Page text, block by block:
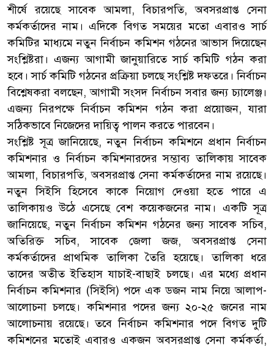
শীর্ষে রয়েছে সাবেক আমলা, বিচারপতি, অবসরপ্রাপ্ত সেনা
কর্মকর্তাদের নাম। এদিকে বিগত সময়ের মতো এবারও সার্চ
কমিটির মাধ্যমে নতুন নির্বাচন কমিশন গঠনের আভাস দিয়েছেন
সংশ্লিষ্টরা। এজন্য আগামী জানুয়ারিতে সার্চ কমিটি গঠন করা
হবে। সার্চ কমিটি গঠনের প্রক্রিয়া চলছে সংশ্লিষ্ট দফতরে। নির্বাচন
বিশ্লেষকরা বলছেন, আগামী সংসদ নির্বাচন সবার জন্য চ্যালেঞ্জ।
এজন্য নিরপক্ষে নির্বাচন কমিশন গঠন করা প্রয়োজন, যারা
সঠিকভাবে নিজেদের দায়িত্ব পালন করতে পারবেন।
সংশ্লিষ্ট সূত্র জানিয়েছে, নতুন নির্বাচন কমিশনে প্রধান নির্বাচন
কমিশনার ও নির্বাচন কমিশনারদের সম্ভাব্য তালিকায় সাবেক
আমলা, বিচারপতি, অবসরপ্রাপ্ত সেনা কর্মকর্তাদের নাম রয়েছে।
নতুন সিইসি হিসেবে কাকে নিয়োগ দেওয়া হতে পারে এ
তালিকায়ও উঠে এসেছে বেশ কয়েকজনের নাম। একটি সূত্র
জানিয়েছে, নতুন নির্বাচন কমিশন গঠনের জন্য সাবেক সচিব,
অতিরিক্ত সচিব, সাবেক জেলা জজ, অবসরপ্রাপ্ত সেনা
কর্মকর্তাদের প্রাথমিক তালিকা তৈরি হয়েছে। তালিকা ধরে
তাদের অতীত ইতিহাস যাচাই-বাছাই চলছে। এর মধ্যে প্রধান
নির্বাচন কমিশনার (সিইসি) পদে এক ডজন নাম নিয়ে আলাপ-
আলোচনা চলছে। কমিশনার পদের জন্য ২০-২৫ জনের নাম
আলোচনায় রয়েছে। তবে নির্বাচন কমিশনার পদে বিগত দুটি
কমিশনের মতোই এবারও একজন অবসরপ্রাপ্ত সেনা কর্মকর্তা,